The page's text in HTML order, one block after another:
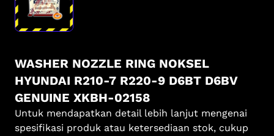
WASHER NOZZLE RING NOKSEL
HYUNDAI R210-7 R220-9 D6BT D6BV
GENUINE XKBH-02158
Untuk mendapatkan detail lebih lanjut mengenai
spesifikasi produk atau ketersediaan stok, cukup